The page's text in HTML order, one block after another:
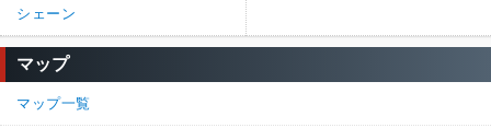
シェーン
マップ
マップ一覧